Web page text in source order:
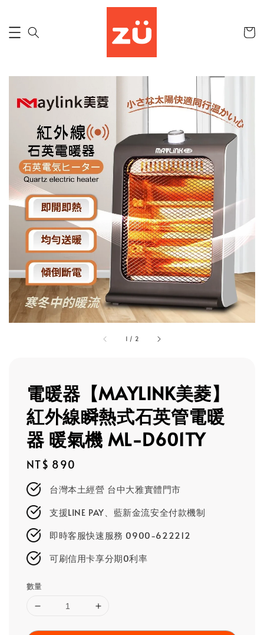
1 / 2
電暖器【MAYLINK美菱】
紅外線瞬熱式石英管電暖
器 暖氣機 ML-D601TY
Regular
price
NT$ 890
台灣本土經營 台中大雅實體門市
支援LINE PAY、藍新金流安全付款機制
即時客服快速服務 0900-622212
可刷信用卡享分期0利率
數量